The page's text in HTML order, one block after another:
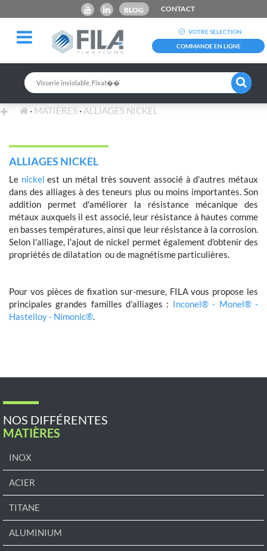
BLOG CONTACT
VOTRE SELECTION
COMMANDE EN LIGNE
MATIÈRES ALLIAGES NICKEL
ALLIAGES NICKEL
Le nickel est un métal très souvent associé à d'autres métaux
dans des alliages à des teneurs plus ou moins importantes. Son
addition permet d'améliorer la résistance mécanique des
métaux auxquels il est associé, leur résistance à hautes comme
en basses températures, ainsi que leur résistance à la corrosion.
Selon l'alliage, l'ajout de nickel permet également d'obtenir des
propriétés de dilatation ou de magnétisme particulières.
Pour vos pièces de fixation sur-mesure, FILA vous propose les
principales grandes familles d'alliages : Inconel® - Monel® -
Hastelloy - Nimonic®.
NOS DIFFÉRENTES
MATIÈRES
INOX
ACIER
TITANE
ALUMINIUM